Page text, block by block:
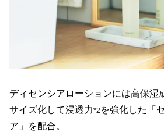
ディセンシアローションには高保湿
サイズ化して浸透力*2 を強化した「
ア」を配合。